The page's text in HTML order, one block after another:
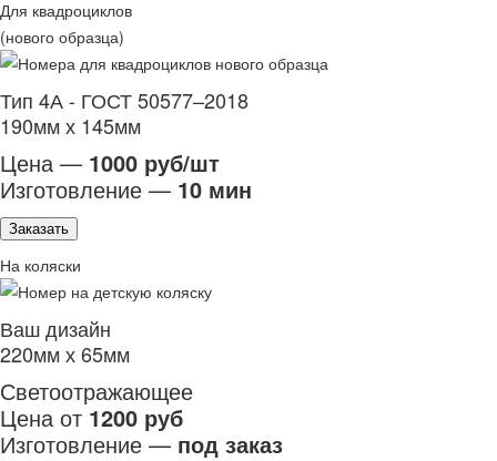
Для квадроциклов
(нового образца)
Тип 4А - ГОСТ 50577–2018
190мм х 145мм
Цена — 1000 руб/шт
Изготовление — 10 мин
Заказать
На коляски
Ваш дизайн
220мм х 65мм
Светоотражающее
Цена от 1200 руб
Изготовление — под заказ